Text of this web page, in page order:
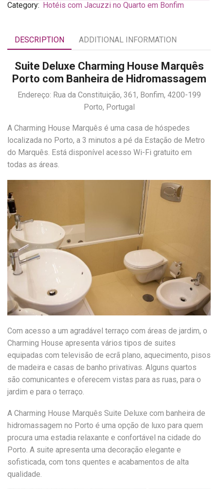
Category: Hotéis com Jacuzzi no Quarto em Bonfim
DESCRIPTION ADDITIONAL INFORMATION
Suite Deluxe Charming House Marquês
Porto com Banheira de Hidromassagem
Endereço: Rua da Constituição, 361, Bonfim, 4200-199
Porto, Portugal
A Charming House Marquês é uma casa de hóspedes
localizada no Porto, a 3 minutos a pé da Estação de Metro
do Marquês. Está disponível acesso Wi-Fi gratuito em
todas as áreas.
Com acesso a um agradável terraço com áreas de jardim, o
Charming House apresenta vários tipos de suites
equipadas com televisão de ecrã plano, aquecimento, pisos
de madeira e casas de banho privativas. Alguns quartos
são comunicantes e oferecem vistas para as ruas, para o
jardim e para o terraço.
A Charming House Marquês Suite Deluxe com banheira de
hidromassagem no Porto é uma opção de luxo para quem
procura uma estadia relaxante e confortável na cidade do
Porto. A suite apresenta uma decoração elegante e
sofisticada, com tons quentes e acabamentos de alta
qualidade.